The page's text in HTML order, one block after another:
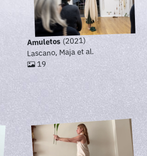
Amuletos(2021)
Lascano, Maja et al.
19